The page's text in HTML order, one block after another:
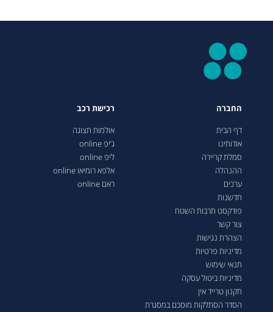
החברה
דף הבית
אודותינו
סמלת קריירה
ההנהלה
ערכים
חדשנות
פודקסט תרבות השטח
צור קשר
הצהרת נגישות
מדיניות פרטיות
תנאי שימוש
מדיניות ביטול עסקה
תקנון טרייד אין
הסדר הסתלקות מוסכם במסגרת
רכישת רכב
אולמות תצוגה
ג’יפ online
ליפ online
אלפא רומיאו online
ראם online